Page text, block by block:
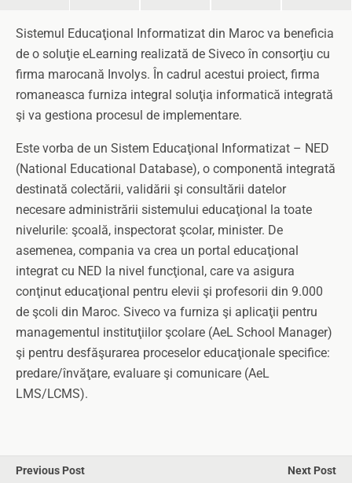
Sistemul Educaţional Informatizat din Maroc va beneficia
de o soluţie eLearning realizată de Siveco în consorţiu cu
firma marocană Involys. În cadrul acestui proiect, firma
romaneasca furniza integral soluţia informatică integrată
şi va gestiona procesul de implementare.
Este vorba de un Sistem Educaţional Informatizat – NED
(National Educational Database), o componentă integrată
destinată colectării, validării şi consultării datelor
necesare administrării sistemului educaţional la toate
nivelurile: şcoală, inspectorat şcolar, minister. De
asemenea, compania va crea un portal educaţional
integrat cu NED la nivel funcţional, care va asigura
conţinut educaţional pentru elevii şi profesorii din 9.000
de şcoli din Maroc. Siveco va furniza şi aplicaţii pentru
managementul instituţiilor şcolare (AeL School Manager)
şi pentru desfăşurarea proceselor educaţionale specifice:
predare/învăţare, evaluare şi comunicare (AeL
LMS/LCMS).
Previous Post
Next Post